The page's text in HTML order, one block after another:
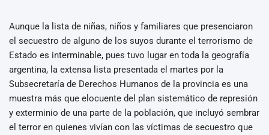
Aunque la lista de niñas, niños y familiares que presenciaron
el secuestro de alguno de los suyos durante el terrorismo de
Estado es interminable, pues tuvo lugar en toda la geografía
argentina, la extensa lista presentada el martes por la
Subsecretaría de Derechos Humanos de la provincia es una
muestra más que elocuente del plan sistemático de represión
y exterminio de una parte de la población, que incluyó sembrar
el terror en quienes vivían con las víctimas de secuestro que